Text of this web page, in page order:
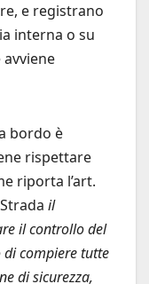
e registrano
interna o su
bordo è
rispettare
riporta l’art.
il
il controllo del
di compiere tutte
di sicurezza,